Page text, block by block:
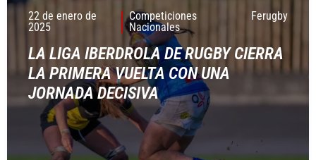
22 de enero de
2025
Competiciones
Nacionales
Ferugby
LA LIGA IBERDROLA DE RUGBY CIERRA
LA PRIMERA VUELTA CON UNA
JORNADA DECISIVA